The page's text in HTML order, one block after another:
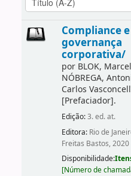
Compliance e
governança
corporativa/
por BLOK,
NÓBREGA,
Carlos
[Prefaciador].
Edição:3. ed. at.
Editora: Rio de
Freitas Bastos, 2020
Disponibilidade:
[Número de